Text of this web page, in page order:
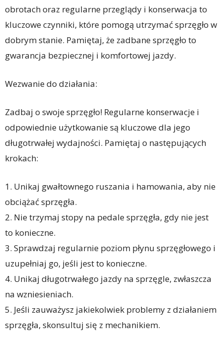
obrotach oraz regularne przeglądy i konserwacja to
kluczowe czynniki, które pomogą utrzymać sprzęgło w
dobrym stanie. Pamiętaj, że zadbane sprzęgło to
gwarancja bezpiecznej i komfortowej jazdy.
Wezwanie do działania:
Zadbaj o swoje sprzęgło! Regularne konserwacje i
odpowiednie użytkowanie są kluczowe dla jego
długotrwałej wydajności. Pamiętaj o następujących
krokach:
1. Unikaj gwałtownego ruszania i hamowania, aby nie
obciążać sprzęgła.
2. Nie trzymaj stopy na pedale sprzęgła, gdy nie jest
to konieczne.
3. Sprawdzaj regularnie poziom płynu sprzęgłowego i
uzupełniaj go, jeśli jest to konieczne.
4. Unikaj długotrwałego jazdy na sprzęgle, zwłaszcza
na wzniesieniach.
5. Jeśli zauważysz jakiekolwiek problemy z działaniem
sprzęgła, skonsultuj się z mechanikiem.